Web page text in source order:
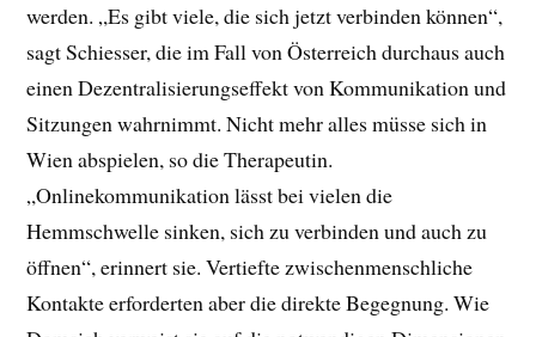
werden. „Es gibt viele, die sich jetzt verbinden können“,
sagt Schiesser, die im Fall von Österreich durchaus auch
einen Dezentralisierungseffekt von Kommunikation und
Sitzungen wahrnimmt. Nicht mehr alles müsse sich in
Wien abspielen, so die Therapeutin.
„Onlinekommunikation lässt bei vielen die
Hemmschwelle sinken, sich zu verbinden und auch zu
öffnen“, erinnert sie. Vertiefte zwischenmenschliche
Kontakte erforderten aber die direkte Begegnung. Wie